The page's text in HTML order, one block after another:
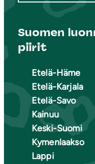
Suomen
piirit
Etelä-Häme
Etelä-Karjala
Etelä-Savo
Kainuu
Keski-Suomi
Kymenlaakso
Lappi